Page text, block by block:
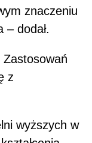
znaczeniu
– dodał.
z
wyższych w